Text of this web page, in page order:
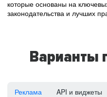
которые основаны на
законодательства и лучших
Варианты
Реклама API и виджеты